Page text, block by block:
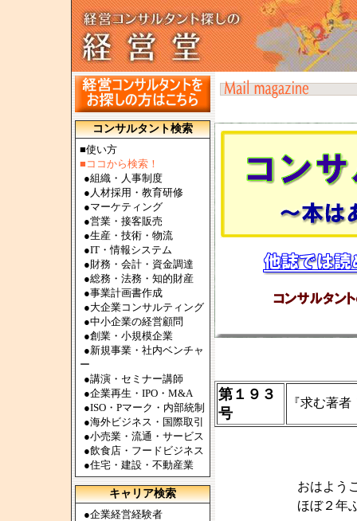
コンサルタント検索
■使い方
■ココから検索！
●組織・人事制度
● 人材採用・教育研修
●マーケティング
●営業・接客販売
●生産・技術・物流
●IT・情報システム
●財務・会計・資金調達
●総務・法務・知的財産
●事業計画書作成
●大企業コンサルティング
●中小企業の経営顧問
●創業・小規模企業
●新規事業・社内ベンチャ
ー
●講演・セミナー講師
●企業再生・IPO・M&A
●ISO・Pマーク・内部統制
●海外ビジネス・国際取引
●小売業・流通・サービス
●飲食店・フードビジネス
●住宅・建設・不動産業
キャリア検索
●企業経営経験者
第１９３
号
『求む著
おはよう
ほぼ２年